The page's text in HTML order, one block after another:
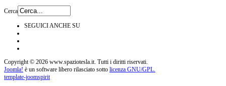
Cerca
SEGUICI ANCHE SU
Copyright © 2026 www.spaziotesla.it. Tutti i diritti riservati.
Joomla! è un software libero rilasciato sotto licenza GNU/GPL.
template-joomspirit